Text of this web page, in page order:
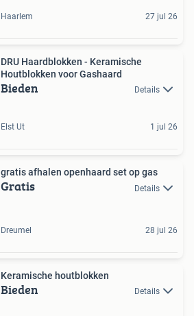
Haarlem 27 jul 26
DRU Haardblokken - Keramische
Houtblokken voor Gashaard
Bieden Details
Elst Ut 1 jul 26
gratis afhalen openhaard set op gas
Gratis Details
Dreumel 28 jul 26
Keramische houtblokken
Bieden Details